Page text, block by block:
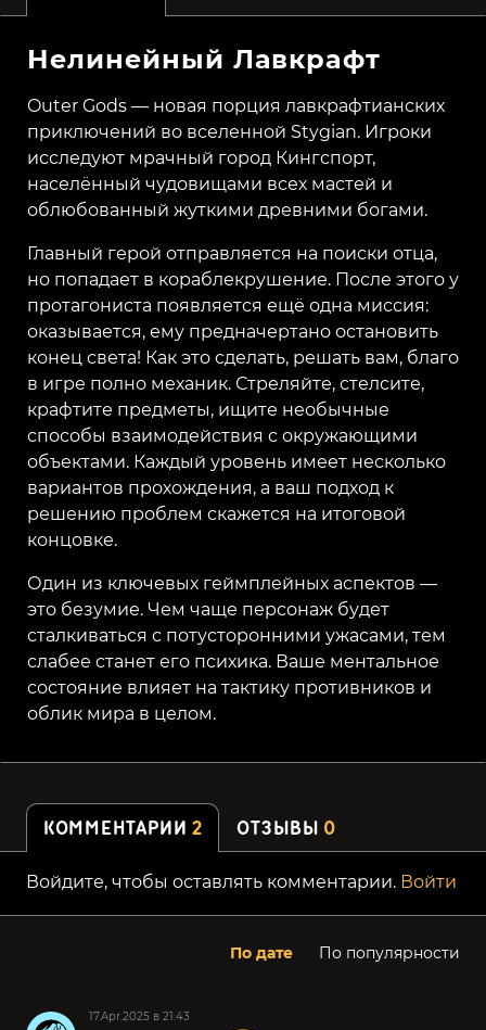
Нелинейный Лавкрафт
Outer Gods — новая порция лавкрафтианских
приключений во вселенной Stygian. Игроки
исследуют мрачный город Кингспорт,
населённый чудовищами всех мастей и
облюбованный жуткими древними богами.
Главный герой отправляется на поиски отца,
но попадает в кораблекрушение. После этого у
протагониста появляется ещё одна миссия:
оказывается, ему предначертано остановить
конец света! Как это сделать, решать вам, благо
в игре полно механик. Стреляйте, стелсите,
крафтите предметы, ищите необычные
способы взаимодействия с окружающими
объектами. Каждый уровень имеет несколько
вариантов прохождения, а ваш подход к
решению проблем скажется на итоговой
концовке.
Один из ключевых геймплейных аспектов —
это безумие. Чем чаще персонаж будет
сталкиваться с потусторонними ужасами, тем
слабее станет его психика. Ваше ментальное
состояние влияет на тактику противников и
облик мира в целом.
КОММЕНТАРИИ 2 ОТЗЫВЫ 0
Войдите, чтобы оставлять комментарии. Войти
По дате По популярности
17.Apr.2025 в 21:43